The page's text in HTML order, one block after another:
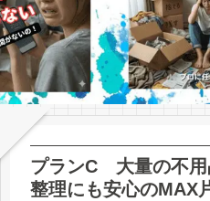
プランC 大量の不用
整理にも安心のMAX